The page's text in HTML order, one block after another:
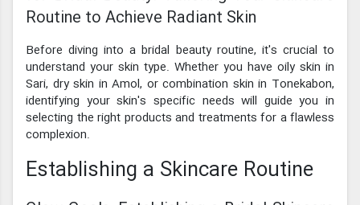
Routine to Achieve Radiant Skin
Before diving into a bridal beauty routine, it's crucial to
understand your skin type. Whether you have oily skin in
Sari, dry skin in Amol, or combination skin in Tonekabon,
identifying your skin's specific needs will guide you in
selecting the right products and treatments for a flawless
complexion.
Establishing a Skincare Routine